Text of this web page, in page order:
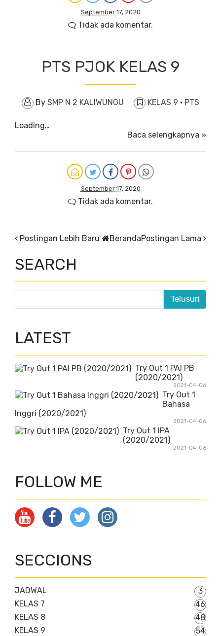
September 17, 2020
Tidak ada komentar.
PTS PJOK KELAS 9
By SMP N 2 KALIWUNGU KELAS 9 · PTS
Loading…
Baca selengkapnya »
September 17, 2020
Tidak ada komentar.
Postingan Lebih Baru Postingan Lama
Beranda
SEARCH
LATEST
Try Out 1 PAI PB
(2020/2021)
2021-04-06
Try Out 1
Bahasa
Inggri (2020/2021)
2021-04-06
Try Out 1 IPA
(2020/2021)
2021-04-06
FOLLOW ME
SECCIONS
JADWAL
3
KELAS 7
46
KELAS 8
48
KELAS 9
54